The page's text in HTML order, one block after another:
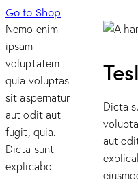
Go to Shop
Nemo enim
ipsam
voluptatem
quia voluptas
sit aspernatur
aut odit aut
fugit, quia.
Dicta sunt
explicabo.
Dicta
aut